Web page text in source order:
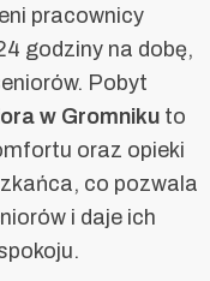
pracownicy
godziny na dobę,
Pobyt
w Gromnikuto
oraz opieki
co pozwala
i daje ich